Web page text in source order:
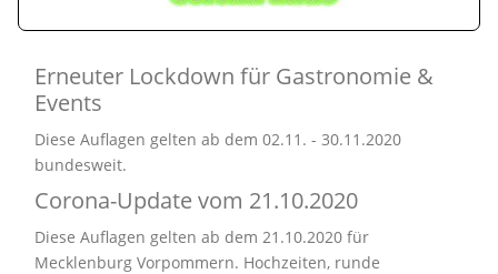
Erneuter Lockdown für Gastronomie &
Events
Diese Auflagen gelten ab dem 02.11. - 30.11.2020
bundesweit.
Corona-Update vom 21.10.2020
Diese Auflagen gelten ab dem 21.10.2020 für
Mecklenburg Vorpommern. Hochzeiten, runde